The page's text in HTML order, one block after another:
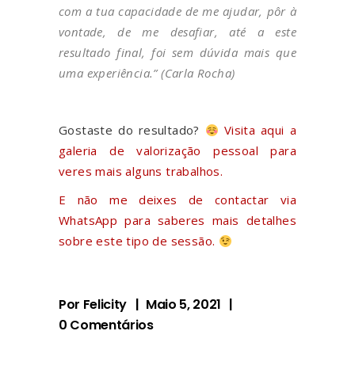
com a tua capacidade de me ajudar, pôr à
vontade, de me desafiar, até a este
resultado final, foi sem dúvida mais que
uma experiência.” (Carla Rocha)
Gostaste do resultado? Visitaaqui a
galeria de valorização pessoal para
veres mais alguns trabalhos.
E não me deixes de contactar via
WhatsApp para saberes mais detalhes
sobre este tipo de sessão.
Por Felicity
Maio 5, 2021
0 Comentários